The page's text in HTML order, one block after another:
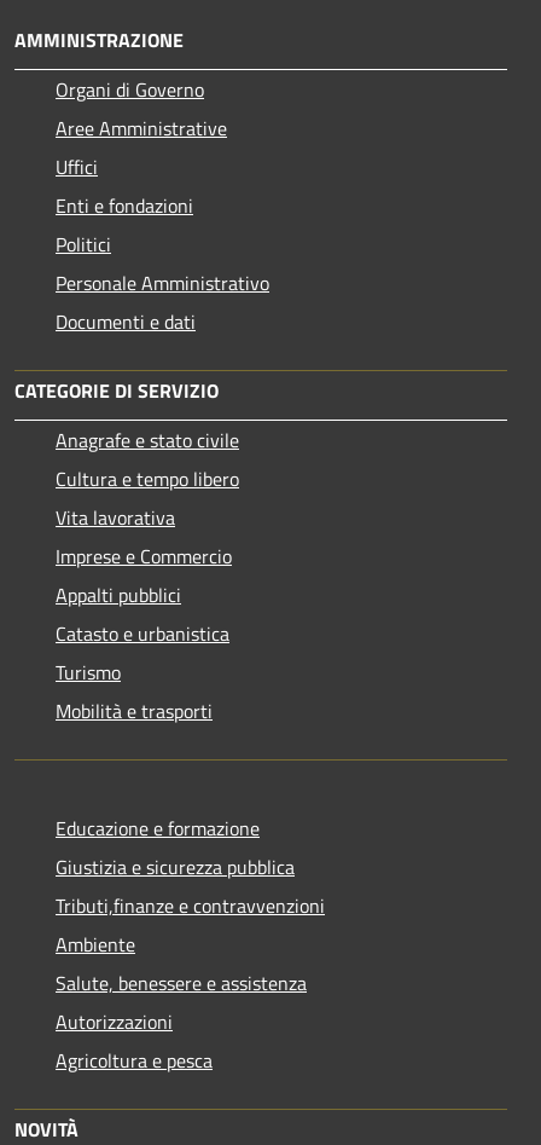
AMMINISTRAZIONE
Organi di Governo
Aree Amministrative
Uffici
Enti e fondazioni
Politici
Personale Amministrativo
Documenti e dati
CATEGORIE DI SERVIZIO
Anagrafe e stato civile
Cultura e tempo libero
Vita lavorativa
Imprese e Commercio
Appalti pubblici
Catasto e urbanistica
Turismo
Mobilità e trasporti
Educazione e formazione
Giustizia e sicurezza pubblica
Tributi,finanze e contravvenzioni
Ambiente
Salute, benessere e assistenza
Autorizzazioni
Agricoltura e pesca
NOVITÀ